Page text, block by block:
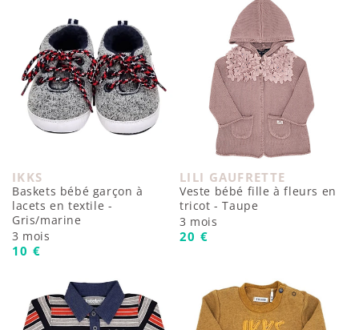
Fournisseur :
IKKS
Baskets bébé garçon à
lacets en textile -
Gris/marine
3 mois
Prix habituel
10 €
Fournisseur :
LILI GAUFRETTE
Veste bébé fille à fleurs en
tricot - Taupe
3 mois
Prix habituel
20 €